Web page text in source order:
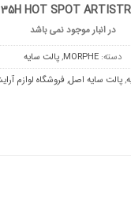
در انبار موجود نمی باشد
دسته:MORPHE
,پالت سایه
,پالت سایه اصل, فروشگاه لوازم